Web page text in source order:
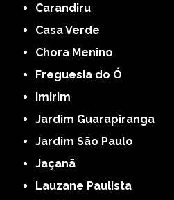
Carandiru
Casa Verde
Chora Menino
Freguesia do Ó
Imirim
Jardim Guarapiranga
Jardim São Paulo
Jaçanã
Lauzane Paulista